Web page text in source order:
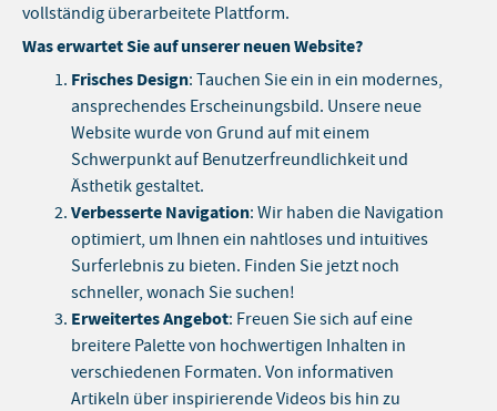
vollständig überarbeitete Plattform.
Was erwartet Sie auf unserer neuen Website?
Frisches Design: Tauchen Sie ein in ein modernes,
ansprechendes Erscheinungsbild. Unsere neue
Website wurde von Grund auf mit einem
Schwerpunkt auf Benutzerfreundlichkeit und
Ästhetik gestaltet.
Verbesserte Navigation: Wir haben die Navigation
optimiert, um Ihnen ein nahtloses und intuitives
Surferlebnis zu bieten. Finden Sie jetzt noch
schneller, wonach Sie suchen!
Erweitertes Angebot: Freuen Sie sich auf eine
breitere Palette von hochwertigen Inhalten in
verschiedenen Formaten. Von informativen
Artikeln über inspirierende Videos bis hin zu